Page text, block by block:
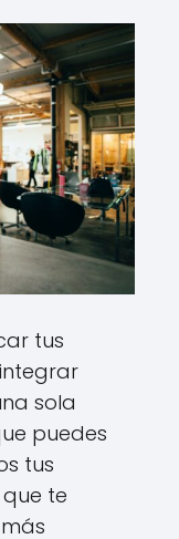
tus
sola
puedes
tus
te